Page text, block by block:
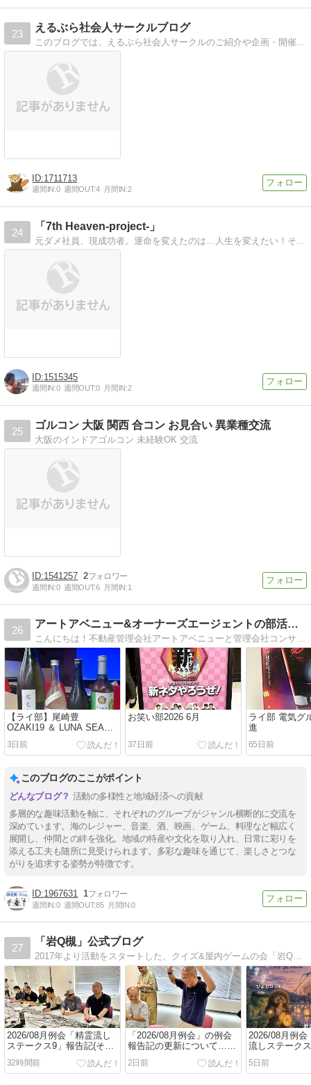
23
えるぶら社会人サークルブログ
1711713
週間IN:0 週間OUT:4 月間IN:2
24
「7th Heaven-project-」
1515345
週間IN:0 週間OUT:0 月間IN:2
25
ゴルコン 大阪 関西 合コン お見合い 異業種交流
大阪のインドアゴルコン 未経験OK 交流
1541257 2
週間IN:0 週間OUT:6 月間IN:1
26
アートアベニュー&オーナーズエージェントの部活動ブログ
【ライ部】尾崎豊
OZAKI19 ＆ LUNA SEA
LUNATIC TOKYO2025
3日前
お笑い部2026 6月
37日前
ライ部 電気グ
進
65日前
このブログのここがポイント
活動の多様性と地域経済への貢献
多層的な趣味活動を軸に、それぞれのグループがジャンル横断的に交流を
深めています。海のレジャー、音楽、酒、映画、ゲーム、料理など幅広く
展開し、仲間との絆を強化。地域の特産や文化を取り入れ、日常に彩りを
添える工夫も随所に見受けられます。多彩な趣味を通じて、楽しさとつな
がりを追求する姿勢が特徴です。
1967631 1
週間IN:0 週間OUT:85 月間IN:0
27
「岩Q槻」公式ブログ
2017年より活動をスタートした、クイズ&屋内ゲームの会「岩Q槻」のブログです。主にお知らせ・定例会報告などを載せております。
2026/08月例会「精霊流し
ステークス9」報告記(その
1:オープニングと午前の部
編)
32時間前
「2026/08月例会」の例会
報告記の更新について…
と、ついでに番頭役むろか
つの感想戦など(笑)
2日前
2026/08月例会
流しステーク
くじ
5日前